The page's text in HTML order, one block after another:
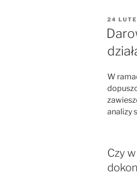
W
24
W
analizy
Czy